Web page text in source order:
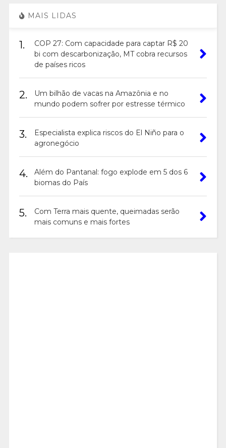
MAIS LIDAS
1.
COP 27: Com capacidade para captar R$ 20
bi com descarbonização, MT cobra recursos
de países ricos
2.
Um bilhão de vacas na Amazônia e no
mundo podem sofrer por estresse térmico
3.
Especialista explica riscos do El Niño para o
agronegócio
4.
Além do Pantanal: fogo explode em 5 dos 6
biomas do País
5.
Com Terra mais quente, queimadas serão
mais comuns e mais fortes